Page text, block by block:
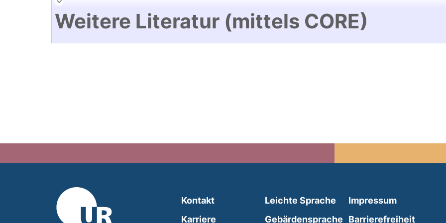
Weitere Literatur (mittels CORE)
Kontakt
Karriere
Leichte Sprache (external link, opens in a
Gebärdensprache (external link, opens in
Impressum
Barrierefreiheit